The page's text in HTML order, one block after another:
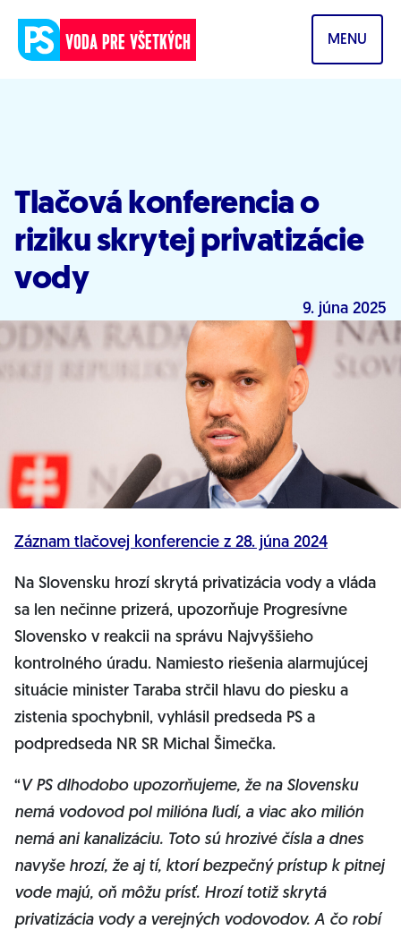
VODA PRE VŠETKÝCH MENU
Tlačová konferencia o
riziku skrytej privatizácie
vody
9. júna 2025
Záznam tlačovej konferencie z 28. júna 2024
Na Slovensku hrozí skrytá privatizácia vody a vláda
sa len nečinne prizerá, upozorňuje Progresívne
Slovensko v reakcii na správu Najvyššieho
kontrolného úradu. Namiesto riešenia alarmujúcej
situácie minister Taraba strčil hlavu do piesku a
zistenia spochybnil, vyhlásil predseda PS a
podpredseda NR SR Michal Šimečka.
“V PS dlhodobo upozorňujeme, že na Slovensku
nemá vodovod pol milióna ľudí, a viac ako milión
nemá ani kanalizáciu. Toto sú hrozivé čísla a dnes
navyše hrozí, že aj tí, ktorí bezpečný prístup k pitnej
vode majú, oň môžu prísť. Hrozí totiž skrytá
privatizácia vody a verejných vodovodov. A čo robí